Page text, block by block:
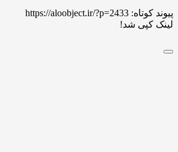
کوتاه: https://aloobject.ir/?p=2433
کپی شد!